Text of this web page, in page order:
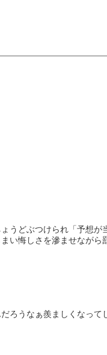
どぶつけられ「予想が
い悔しさを滲ませながら
ろうなぁ羨ましくなって